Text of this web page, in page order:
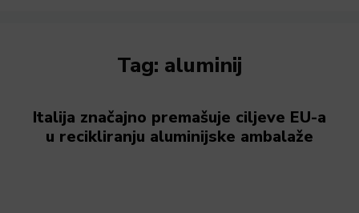
Tag: aluminij
Italija značajno premašuje ciljeve EU-a
u recikliranju aluminijske ambalaže